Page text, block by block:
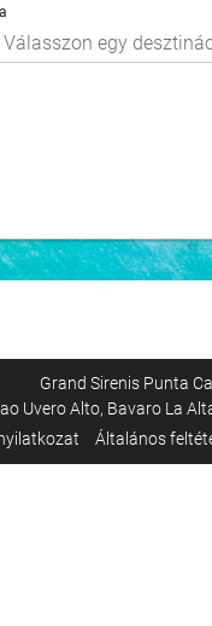
Grand Sirenis Punta
Uvero Alto, Bavaro La
Általános